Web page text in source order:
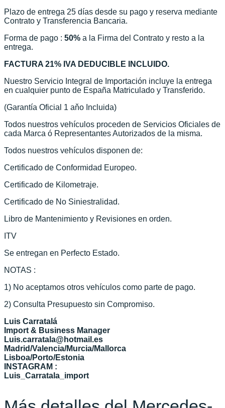
Plazo de entrega 25 días desde su pago y reserva mediante
Contrato y Transferencia Bancaria.
Forma de pago : 50% a la Firma del Contrato y resto a la
entrega.
FACTURA 21% IVA DEDUCIBLE INCLUIDO.
Nuestro Servicio Integral de Importación incluye la entrega
en cualquier punto de España Matriculado y Transferido.
(Garantía Oficial 1 aňo Incluida)
Todos nuestros vehículos proceden de Servicios Oficiales de
cada Marca ó Representantes Autorizados de la misma.
Todos nuestros vehículos disponen de:
Certificado de Conformidad Europeo.
Certificado de Kilometraje.
Certificado de No Siniestralidad.
Libro de Mantenimiento y Revisiones en orden.
ITV
Se entregan en Perfecto Estado.
NOTAS :
1) No aceptamos otros vehículos como parte de pago.
2) Consulta Presupuesto sin Compromiso.
Luis Carratalá
Import & Business Manager
Luis.carratala@hotmail.es
Madrid/Valencia/Murcia/Mallorca
Lisboa/Porto/Estonia
INSTAGRAM :
Luis_Carratala_import